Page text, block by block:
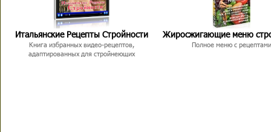
Итальянские Рецепты Стройности
Книга избранных видео-рецептов,
адаптированных для стройнеющих
Жиросжигающие меню
Полное меню с рецептами